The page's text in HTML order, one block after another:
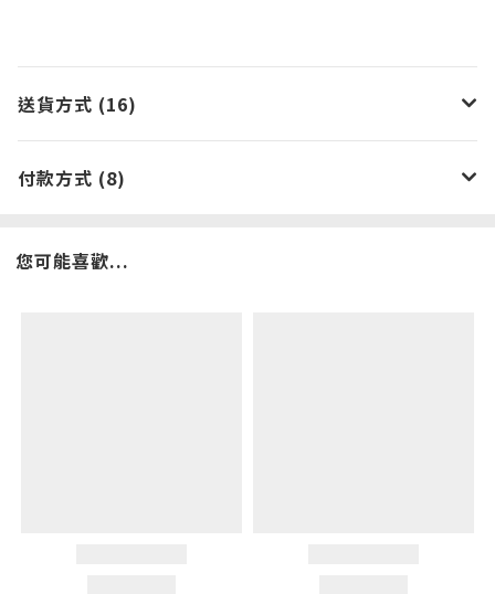
送貨方式 (16)
付款方式 (8)
您可能喜歡...